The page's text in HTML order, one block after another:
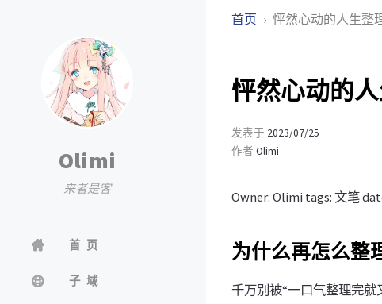
Olimi
来者是客
首页
子域
首页 怦然心动的人生整
怦然心动的
发表于 2023/07/25
作者 Olimi
Owner: Olimi tags: 文笔
为什么再怎么整
千万别被“一口气整理完就